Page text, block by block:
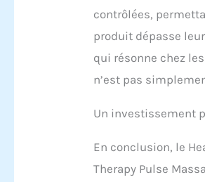
contrôlées,
produit dépasse
qui résonne chez
n’est pas
Un investissement
En conclusion, le
Therapy Pulse